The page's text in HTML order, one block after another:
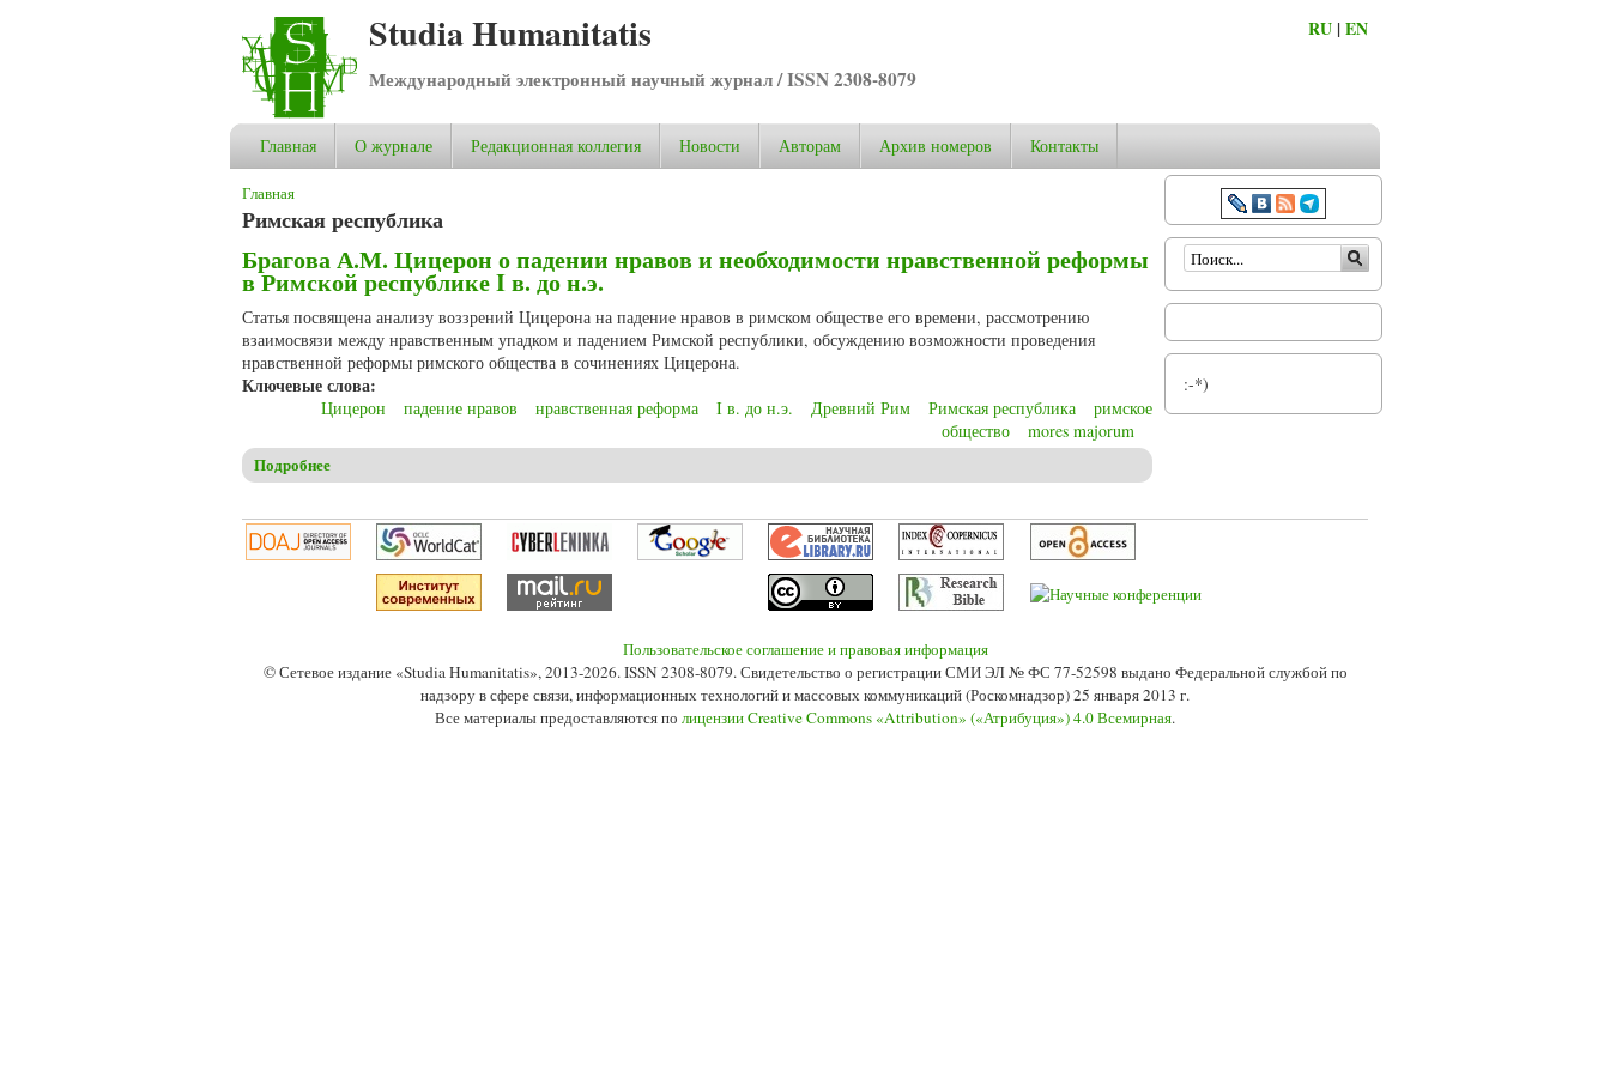
Studia Humanitatis
Международный электронный научный журнал / ISSN 2308-8079
RU |EN
Главная О журнале Редакционная коллегия Новости Авторам Архив номеров Контакты
Вы здесь
Главная
Римская республика
Брагова А.М. Цицерон о падении нравов и необходимости нравственной реформы
в Римской республике I в. до н.э.
Статья посвящена анализу воззрений Цицерона на падение нравов в римском обществе его времени, рассмотрению
взаимосвязи между нравственным упадком и падением Римской республики, обсуждению возможности проведения
нравственной реформы римского общества в сочинениях Цицерона.
Ключевые слова:
Цицерон падение нравов нравственная реформа I в. до н.э. Древний Рим Римская республика
римское
общество
mores majorum
Подробнее
Форма поиска
:-*)
Пользовательское соглашение и правовая информация
© Сетевое издание «Studia Humanitatis», 2013-2026. ISSN 2308-8079. Свидетельство о регистрации СМИ ЭЛ № ФС 77-52598 выдано Федеральной службой по
надзору в сфере связи, информационных технологий и массовых коммуникаций (Роскомнадзор) 25 января 2013 г.
Все материалы предоставляются по лицензии Creative Commons «Attribution» («Атрибуция») 4.0 Всемирная.